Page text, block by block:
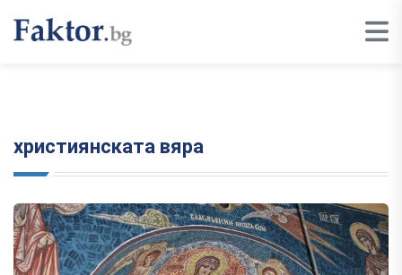
християнската вяра